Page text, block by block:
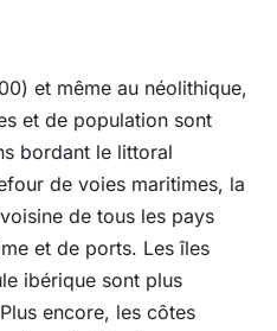
et même au néolithique,
et de population sont
bordant le littoral
de voies maritimes, la
de tous les pays
et de ports. Les îles
ibérique sont plus
encore, les côtes